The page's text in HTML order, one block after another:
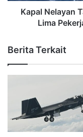
Kapal Nelayan
Lima
Berita Terkait